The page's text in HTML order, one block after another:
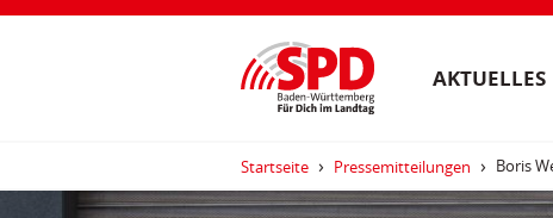
AKTUELLES
Startseite Pressemitteilungen Boris